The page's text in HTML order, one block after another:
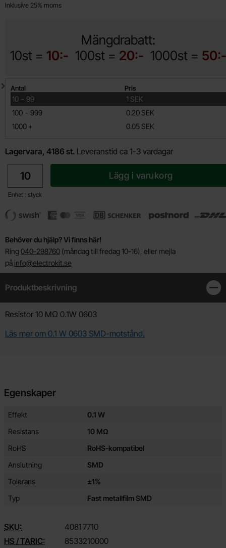
Inklusive 25% moms
Mängdrabatt:
10st = 10:- 100st = 20:- 1000st = 50:-
Mängdrabatt
Antal Pris
10 -
till 99
1 SEK
100 -
till 999
0.20 SEK
1000 +
till 0.05 SEK
Lagervara, 4186 st. Leveranstid ca 1-3 vardagar
Enhet : styck
Lägg i varukorg
Behöver du hjälp? Vi finns här!
Ring 040-298760 (måndag till fredag 10-16), eller mejla
på info@electrokit.se
Produktbeskrivning
Produktbeskrivning
Resistor 10 MΩ 0.1W 0603
Läs mer om 0.1 W 0603 SMD-motstånd.
Egenskaper
Egenskaper/attribut för denna produkt
Attribut
Effekt
0.1 W
Resistans
10 MΩ
RoHS
RoHS-kompatibel
Anslutning
SMD
Tolerans
±1%
Typ
Fast metallfilm SMD
SKU: 4081 7710
HS / TARIC:
8533210000